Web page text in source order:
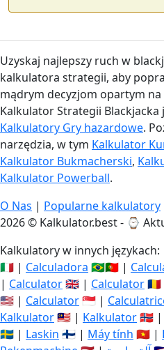
Uzyskaj najlepszy ruch w
kalkulatora strategii, aby
mądrym decyzjom opartym
Kalkulator Strategii Blackjacka
Kalkulatory Gry hazardowe.
narzędzia, w tym Kalkulator
Kalkulator Bukmacherski,
Kalkulator Powerball.
O Nas | Popularne kalkulatory
2026 © Kalkulator.best - ⌚
Kalkulatory w innych językach:
🇮🇹 | Calculadora 🇧🇷🇵🇹 |
| Calculator🇬🇧 | Calculator🇷🇴
🇺🇸 | Calculator🇸🇬 |
Kalkulator🇲🇾 | Kalkulator🇳🇴 |
🇸🇪 | Laskin 🇫🇮 | Máy tính 🇻🇳 |